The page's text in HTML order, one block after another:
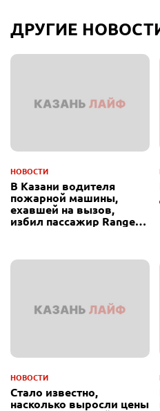
ДРУГИЕ
НОВОСТИ
В Казани водителя
пожарной машины,
ехавшей на вызов,
избил пассажир Range
НОВОСТИ
Стало известно,
насколько выросли цены